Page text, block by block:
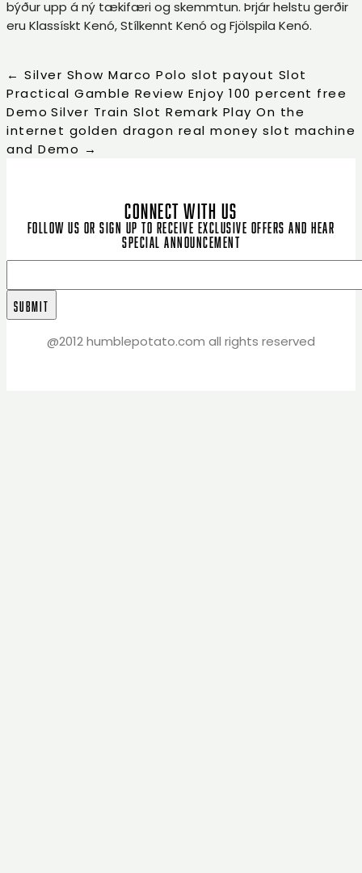
býður upp á ný tækifæri og skemmtun. Þrjár helstu gerðir
eru Klassískt Kenó, Stílkennt Kenó og Fjölspila Kenó.
← Silver Show Marco Polo slot payout Slot
Practical Gamble Review Enjoy 100 percent free
Demo Silver Train Slot Remark Play On the
internet golden dragon real money slot machine
and Demo →
CONNECT WITH US
Follow us or sign up to receive exclusive offers and hear
special announcement
@2012 humblepotato.com all rights reserved